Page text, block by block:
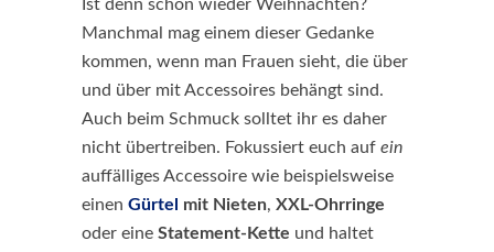
Ist denn schon wieder Weihnachten?
Manchmal mag einem dieser Gedanke
kommen, wenn man Frauen sieht, die über
und über mit Accessoires behängt sind.
Auch beim Schmuck solltet ihr es daher
nicht übertreiben. Fokussiert euch auf ein
auffälliges Accessoire wie beispielsweise
einen Gürtel mit Nieten, XXL-Ohrringe
oder eine Statement-Kette und haltet